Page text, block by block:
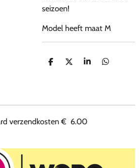
seizoen!
Model heeft maat M
D
D
S
D
verzendkosten€ 6.00